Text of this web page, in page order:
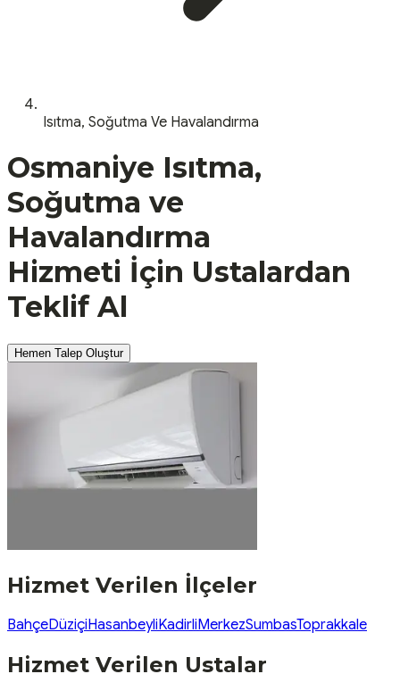
Isıtma, Soğutma Ve Havalandırma
Osmaniye Isıtma,
Soğutma ve
Havalandırma
Hizmeti İçin Ustalardan
Teklif Al
Hemen Talep Oluştur
Hizmet Verilen İlçeler
BahçeDüziçiHasanbeyliKadirliMerkezSumbasToprakkale
Hizmet Verilen Ustalar